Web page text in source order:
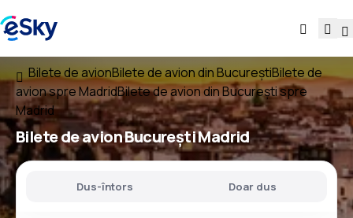
Bilete de avionBilete de avion din BucureștiBilete de
avion spre MadridBilete de avion din București spre
Madrid
Bilete de avionBucurești Madrid
Dus-întors Doar dus